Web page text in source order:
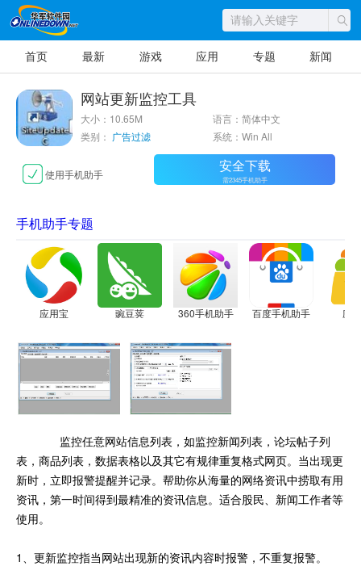
首页 最新 游戏 应用 专题 新闻
网站更新监控工具
大小：10.65M
语言：简体中文
类别： 广告过滤 系统：Win All
使用手机助手 安全下载
需2345手机助手
手机助手专题
应用宝 豌豆荚 360手机助手 百度手机助手 应
监控任意网站信息列表，如监控新闻列表，论坛帖子列
表，商品列表，数据表格以及其它有规律重复格式网页。当出现更
新时，立即报警提醒并记录。帮助你从海量的网络资讯中捞取有用
资讯，第一时间得到最精准的资讯信息。适合股民、新闻工作者等
使用。
1、更新监控指当网站出现新的资讯内容时报警，不重复报警。